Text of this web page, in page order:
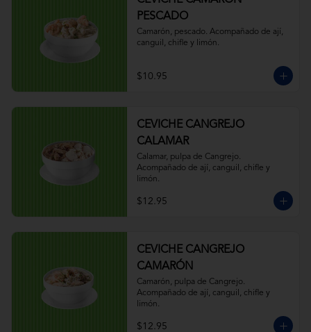
PESCADO
Camarón, pescado. Acompañado de ají,
canguil, chifle y limón.
$10.95
CEVICHE CANGREJO
CALAMAR
Calamar, pulpa de Cangrejo.
Acompañado de ají, canguil, chifle y
limón.
$12.95
CEVICHE CANGREJO
CAMARÓN
Camarón, pulpa de Cangrejo.
Acompañado de ají, canguil, chifle y
limón.
$12.95